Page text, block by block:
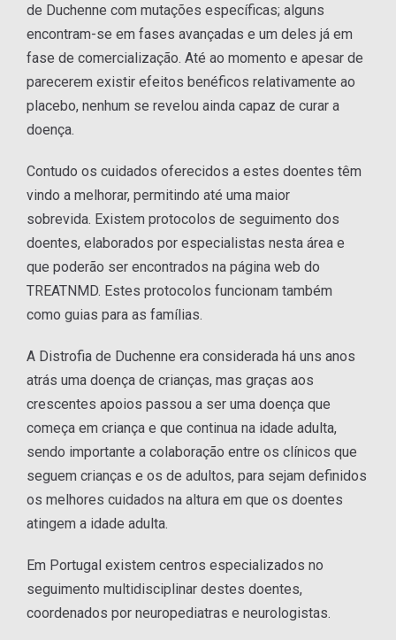
de Duchenne com mutações específicas; alguns
encontram-se em fases avançadas e um deles já em
fase de comercialização. Até ao momento e apesar de
parecerem existir efeitos benéficos relativamente ao
placebo, nenhum se revelou ainda capaz de curar a
doença.
Contudo os cuidados oferecidos a estes doentes têm
vindo a melhorar, permitindo até uma maior
sobrevida. Existem protocolos de seguimento dos
doentes, elaborados por especialistas nesta área e
que poderão ser encontrados na página web do
TREATNMD. Estes protocolos funcionam também
como guias para as famílias.
A Distrofia de Duchenne era considerada há uns anos
atrás uma doença de crianças, mas graças aos
crescentes apoios passou a ser uma doença que
começa em criança e que continua na idade adulta,
sendo importante a colaboração entre os clínicos que
seguem crianças e os de adultos, para sejam definidos
os melhores cuidados na altura em que os doentes
atingem a idade adulta.
Em Portugal existem centros especializados no
seguimento multidisciplinar destes doentes,
coordenados por neuropediatras e neurologistas.